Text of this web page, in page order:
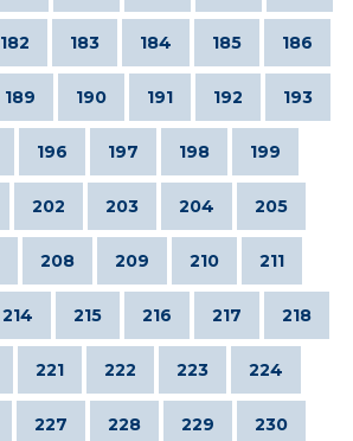
182 183 184 185 186
189 190 191 192 193
196 197 198 199
202 203 204 205
208 209 210 211
214 215 216 217 218
221 222 223 224
227 228 229 230